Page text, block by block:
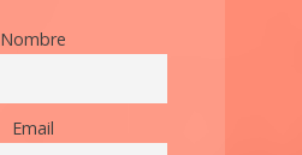
Nombre
Email